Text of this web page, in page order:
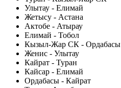
Улытау - Елимай
Жетысу - Астана
Актобе - Атырау
Елимай - Тобол
Кызыл-Жар СК - Ордабасы
Женис - Улытау
Кайрат - Туран
Кайсар - Елимай
Ордабасы - Кайрат